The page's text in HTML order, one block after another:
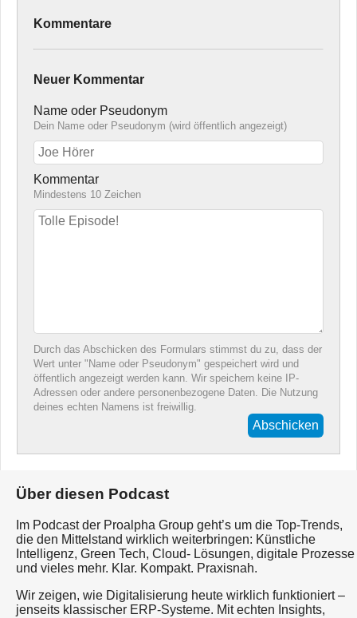
Kommentare
Neuer Kommentar
Name oder Pseudonym
Dein Name oder Pseudonym (wird öffentlich angezeigt)
Kommentar
Mindestens 10 Zeichen
Durch das Abschicken des Formulars stimmst du zu, dass der
Wert unter "Name oder Pseudonym" gespeichert wird und
öffentlich angezeigt werden kann. Wir speichern keine IP-
Adressen oder andere personenbezogene Daten. Die Nutzung
deines echten Namens ist freiwillig.
Abschicken
Über diesen Podcast
Im Podcast der Proalpha Group geht’s um die Top-Trends,
die den Mittelstand wirklich weiterbringen: Künstliche
Intelligenz, Green Tech, Cloud- Lösungen, digitale Prozesse
und vieles mehr. Klar. Kompakt. Praxisnah.
Wir zeigen, wie Digitalisierung heute wirklich funktioniert –
jenseits klassischer ERP-Systeme. Mit echten Insights,